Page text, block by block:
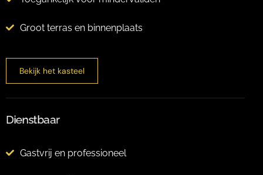
Groot terras en binnenplaats
Bekijk het kasteel
Dienstbaar
Gastvrij en professioneel